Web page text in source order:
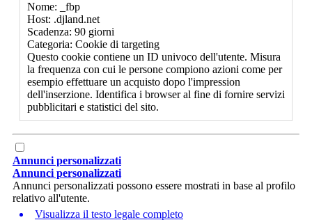
Nome: _fbp
Host: .djland.net
Scadenza: 90 giorni
Categoria: Cookie di targeting
Questo cookie contiene un ID univoco dell'utente. Misura
la frequenza con cui le persone compiono azioni come per
esempio effettuare un acquisto dopo l'impression
dell'inserzione. Identifica i browser al fine di fornire servizi
pubblicitari e statistici del sito.
Annunci personalizzati
Annunci personalizzati
Annunci personalizzati possono essere mostrati in base al profilo
relativo all'utente.
Visualizza il testo legale completo